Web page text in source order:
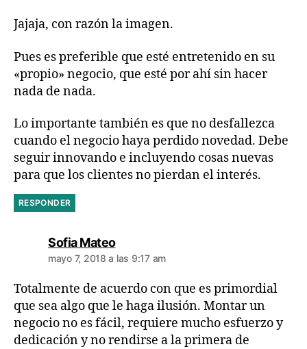
Jajaja, con razón la imagen.
Pues es preferible que esté entretenido en su
«propio» negocio, que esté por ahí sin hacer
nada de nada.
Lo importante también es que no desfallezca
cuando el negocio haya perdido novedad. Debe
seguir innovando e incluyendo cosas nuevas
para que los clientes no pierdan el interés.
RESPONDER
Sofia Mateodice:
mayo 7, 2018 a las 9:17 am
Totalmente de acuerdo con que es primordial
que sea algo que le haga ilusión. Montar un
negocio no es fácil, requiere mucho esfuerzo y
dedicación y no rendirse a la primera de